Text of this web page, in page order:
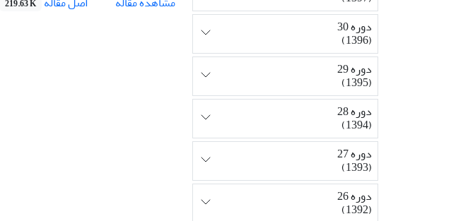
219.63 K
دوره 30
(1396)
دوره 29
(1395)
دوره 28
(1394)
دوره 27
(1393)
دوره 26
(1392)